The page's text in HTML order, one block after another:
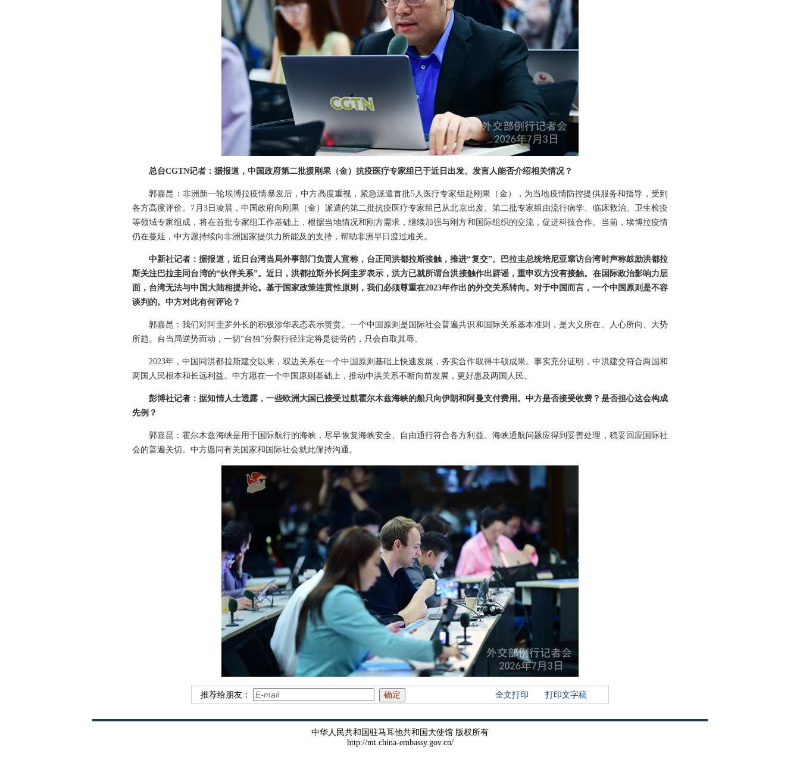
总台CGTN记者：据报道，中国政府第二批援刚果（金）抗疫医疗专家组已于近日出发。发言人能否介绍相关情况？
郭嘉昆：非洲新一轮埃博拉疫情暴发后，中方高度重视，紧急派遣首批5人医疗专家组赴刚果（金），为当地疫情防控提供服务和指导，受到
各方高度评价。7月3日凌晨，中国政府向刚果（金）派遣的第二批抗疫医疗专家组已从北京出发。第二批专家组由流行病学、临床救治、卫生检疫
等领域专家组成，将在首批专家组工作基础上，根据当地情况和刚方需求，继续加强与刚方和国际组织的交流，促进科技合作。当前，埃博拉疫情
仍在蔓延，中方愿持续向非洲国家提供力所能及的支持，帮助非洲早日渡过难关。
中新社记者：据报道，近日台湾当局外事部门负责人宣称，台正同洪都拉斯接触，推进“复交”。巴拉圭总统培尼亚窜访台湾时声称鼓励洪都拉
斯关注巴拉圭同台湾的“伙伴关系”。近日，洪都拉斯外长阿圭罗表示，洪方已就所谓台洪接触作出辟谣，重申双方没有接触。在国际政治影响力层
面，台湾无法与中国大陆相提并论。基于国家政策连贯性原则，我们必须尊重在2023年作出的外交关系转向。对于中国而言，一个中国原则是不容
谈判的。中方对此有何评论？
郭嘉昆：我们对阿圭罗外长的积极涉华表态表示赞赏。一个中国原则是国际社会普遍共识和国际关系基本准则，是大义所在、人心所向、大势
所趋。台当局逆势而动，一切“台独”分裂行径注定将是徒劳的，只会自取其辱。
2023年，中国同洪都拉斯建交以来，双边关系在一个中国原则基础上快速发展，务实合作取得丰硕成果。事实充分证明，中洪建交符合两国和
两国人民根本和长远利益。中方愿在一个中国原则基础上，推动中洪关系不断向前发展，更好惠及两国人民。
彭博社记者：据知情人士透露，一些欧洲大国已接受过航霍尔木兹海峡的船只向伊朗和阿曼支付费用。中方是否接受收费？是否担心这会构成
先例？
郭嘉昆：霍尔木兹海峡是用于国际航行的海峡，尽早恢复海峡安全、自由通行符合各方利益。海峡通航问题应得到妥善处理，稳妥回应国际社
会的普遍关切。中方愿同有关国家和国际社会就此保持沟通。
推荐给朋友： 全文打印 打印文字稿
中华人民共和国驻马耳他共和国大使馆 版权所有
http://mt.china-embassy.gov.cn/